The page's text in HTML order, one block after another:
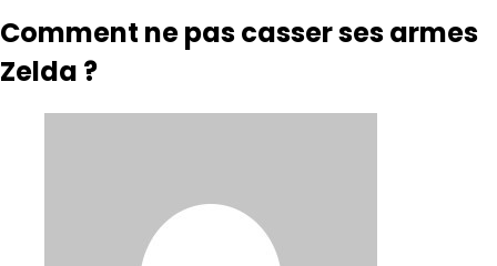
Comment ne pas casser ses armes
Zelda ?